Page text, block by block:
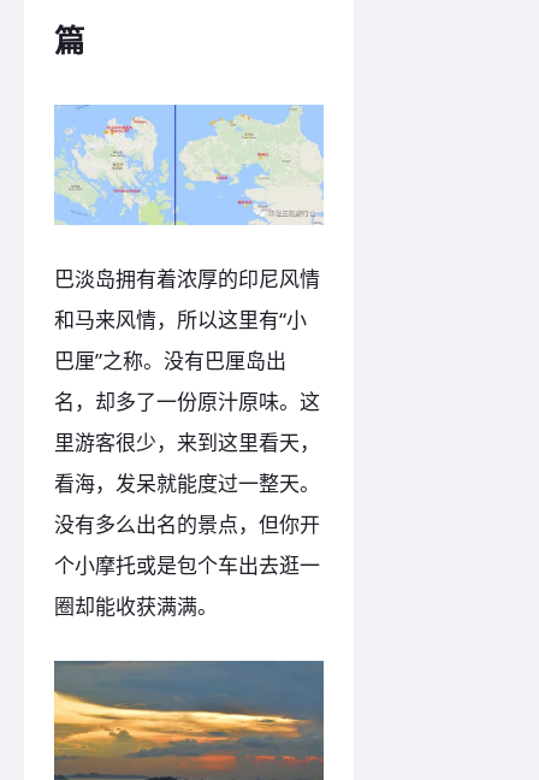
篇
巴淡岛拥有着浓厚的印尼风情
和马来风情，所以这里有“小
巴厘”之称。没有巴厘岛出
名，却多了一份原汁原味。这
里游客很少，来到这里看天，
看海，发呆就能度过一整天。
没有多么出名的景点，但你开
个小摩托或是包个车出去逛一
圈却能收获满满。